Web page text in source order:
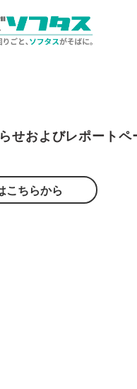
およびレポートペ
こちらから